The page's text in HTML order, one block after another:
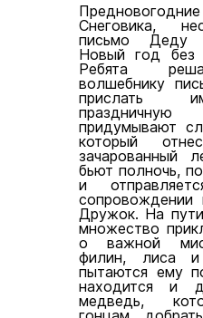
Снеговика,
письмо Деду
Новый год без
Ребята
волшебнику
прислать
придумывают
который
зачарованный
бьют полночь,
и
сопровождении
Дружок. На
множество
о важной
филин, лиса и
пытаются ему
находится и
медведь,